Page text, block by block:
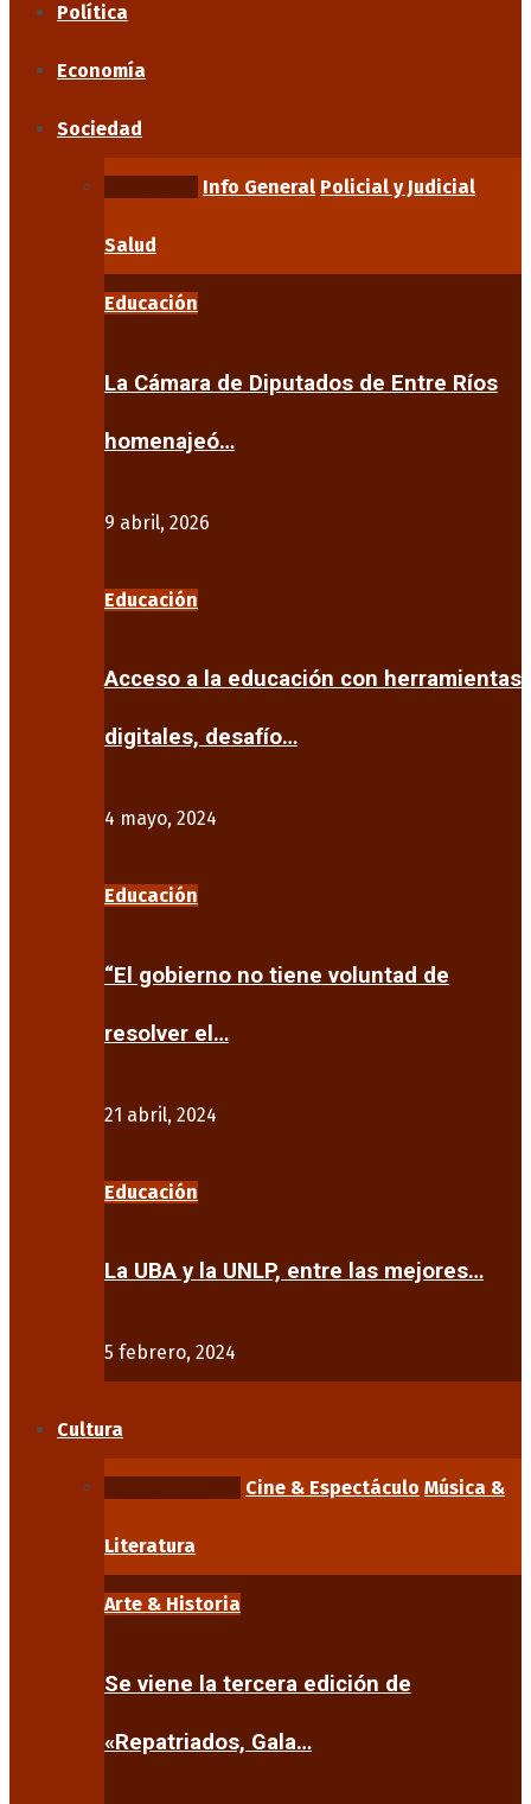
Política
Economía
Sociedad
Info General Policial y Judicial
Salud
Educación
La Cámara de Diputados de Entre Ríos
homenajeó…
9 abril, 2026
Educación
Acceso a la educación con herramientas
digitales, desafío…
4 mayo, 2024
Educación
“El gobierno no tiene voluntad de
resolver el…
21 abril, 2024
Educación
La UBA y la UNLP, entre las mejores…
5 febrero, 2024
Cultura
Cine & Espectáculo Música &
Literatura
Arte & Historia
Se viene la tercera edición de
«Repatriados, Gala…